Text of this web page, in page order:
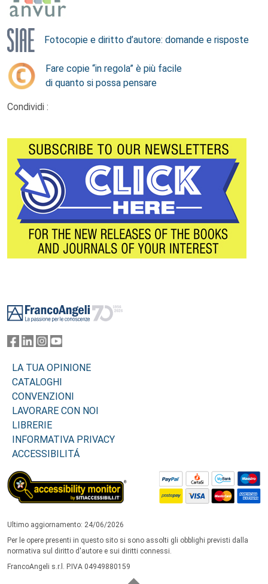
Fotocopie e diritto d’autore: domande e risposte
Fare copie “in regola” è più facile
di quanto si possa pensare
Condividi :
LA TUA OPINIONE
CATALOGHI
CONVENZIONI
LAVORARE CON NOI
LIBRERIE
INFORMATIVA PRIVACY
ACCESSIBILITÁ
Ultimo aggiornamento: 24/06/2026
Per le opere presenti in questo sito si sono assolti gli obblighi previsti dalla
normativa sul diritto d'autore e sui diritti connessi.
FrancoAngeli s.r.l. P.IVA 04949880159